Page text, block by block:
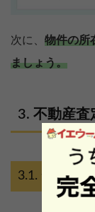
次に、 物件の所
ましょう。
不動産査
全国の不